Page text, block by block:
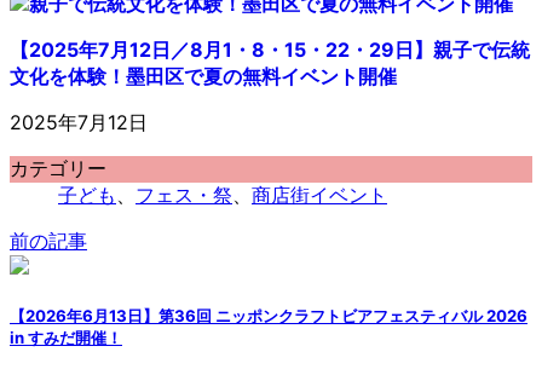
【2025年7月12日／8月1・8・15・22・29日】親子で伝統
文化を体験！墨田区で夏の無料イベント開催
2025年7月12日
カテゴリー
子ども
フェス・祭
商店街イベント
前の記事
【2026年6月13日】第36回 ニッポンクラフトビアフェスティバル 2026
in すみだ開催！